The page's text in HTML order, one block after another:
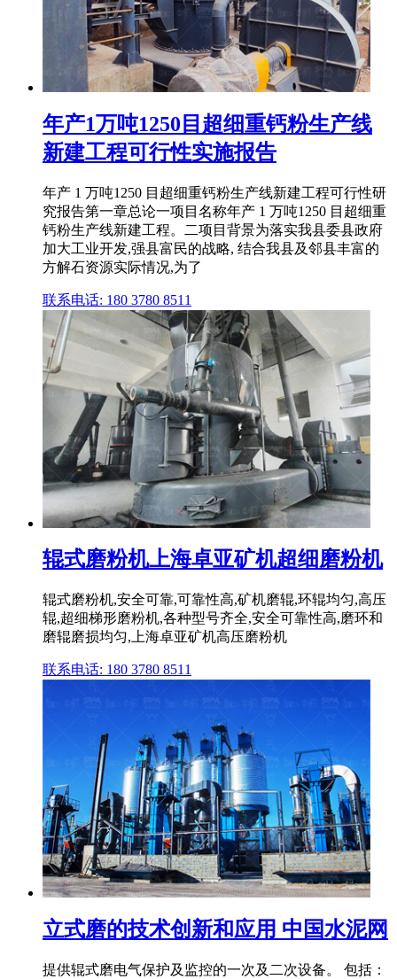
年产1万吨1250目超细重钙粉生产线
新建工程可行性实施报告
年产 1 万吨1250 目超细重钙粉生产线新建工程可行性研
究报告第一章总论一项目名称年产 1 万吨1250 目超细重
钙粉生产线新建工程。二项目背景为落实我县委县政府
加大工业开发,强县富民的战略, 结合我县及邻县丰富的
方解石资源实际情况,为了
联系电话: 180 3780 8511
辊式磨粉机上海卓亚矿机超细磨粉机
辊式磨粉机,安全可靠,可靠性高,矿机磨辊,环辊均匀,高压
辊,超细梯形磨粉机,各种型号齐全,安全可靠性高,磨环和
磨辊磨损均匀,上海卓亚矿机高压磨粉机
联系电话: 180 3780 8511
立式磨的技术创新和应用 中国水泥网
提供辊式磨电气保护及监控的一次及二次设备。 包括：